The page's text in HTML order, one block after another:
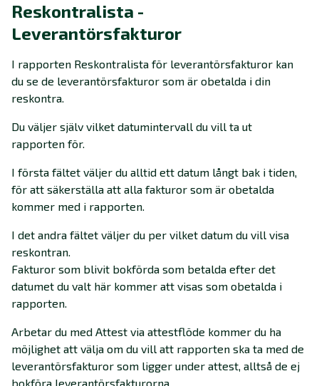
Reskontralista -
Leverantörsfakturor
I rapporten Reskontralista för leverantörsfakturor kan
du se de leverantörsfakturor som är obetalda i din
reskontra.
Du väljer själv vilket datumintervall du vill ta ut
rapporten för.
I första fältet väljer du alltid ett datum långt bak i tiden,
för att säkerställa att alla fakturor som är obetalda
kommer med i rapporten.
I det andra fältet väljer du per vilket datum du vill visa
reskontran.
Fakturor som blivit bokförda som betalda efter det
datumet du valt här kommer att visas som obetalda i
rapporten.
Arbetar du med Attest via attestflöde kommer du ha
möjlighet att välja om du vill att rapporten ska ta med de
leverantörsfakturor som ligger under attest, alltså de ej
bokföra leverantörsfakturorna.